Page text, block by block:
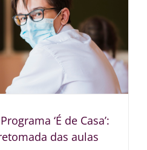
‘É de Casa’:
das aulas